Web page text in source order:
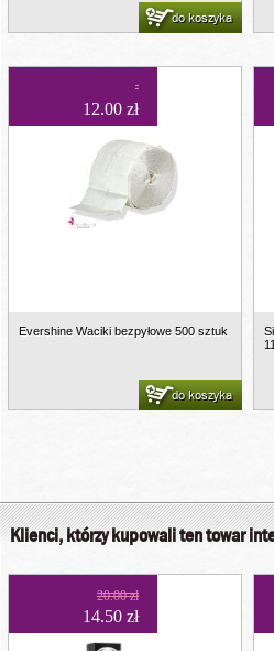
do koszyka
12.00 zł
Evershine Waciki bezpyłowe 500 sztuk
do koszyka
Klienci, którzy kupowali ten towar
20.00 zł
14.50 zł